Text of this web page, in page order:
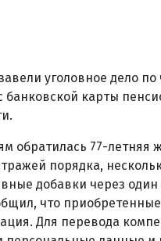
уголовное дело
банковской карты
обратилась 77-
порядка,
добавки через
что
Для перевода